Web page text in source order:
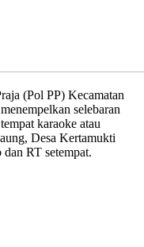
(Pol PP) Kecamatan
selebaran
karaoke atau
Desa Kertamukti
RT setempat.